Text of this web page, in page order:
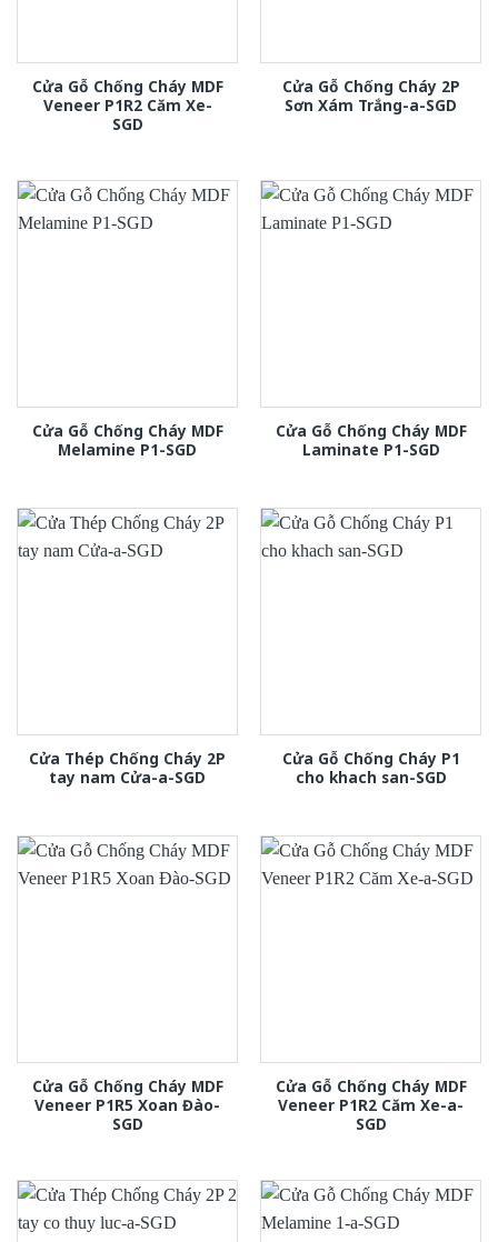
Cửa Gỗ Chống Cháy MDF
Veneer P1R2 Căm Xe-
SGD
Cửa Gỗ Chống Cháy 2P
Sơn Xám Trắng-a-SGD
Cửa Gỗ Chống Cháy MDF
Melamine P1-SGD
Cửa Gỗ Chống Cháy MDF
Laminate P1-SGD
Cửa Thép Chống Cháy 2P
tay nam Cửa-a-SGD
Cửa Gỗ Chống Cháy P1
cho khach san-SGD
Cửa Gỗ Chống Cháy MDF
Veneer P1R5 Xoan Đào-
SGD
Cửa Gỗ Chống Cháy MDF
Veneer P1R2 Căm Xe-a-
SGD